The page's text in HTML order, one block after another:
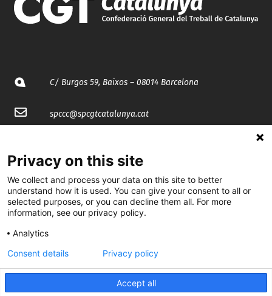
C/ Burgos 59, Baixos – 08014 Barcelona
spccc@spcgtcatalunya.cat
@CGTCatalunya
cgtcatalunya
cgtcatalunya
Privacy on this site
We collect and process your data on this site to better
understand how it is used. You can give your consent to all or
selected purposes, or you can decline them all. For more
information, see our privacy policy.
Analytics
Accept all
Consent details Privacy policy